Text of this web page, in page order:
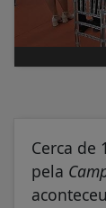
Cerca de
pela